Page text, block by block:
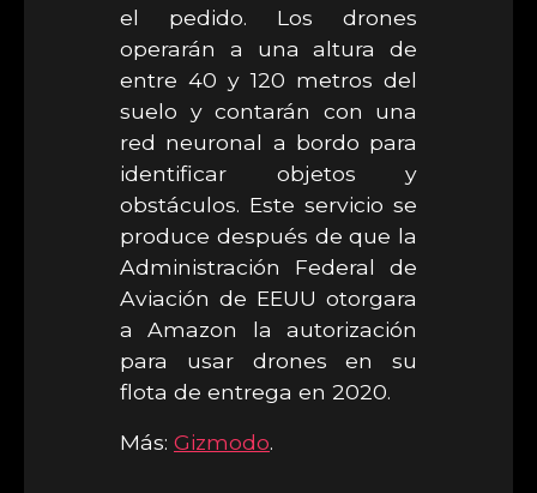
el pedido. Los drones
operarán a una altura de
entre 40 y 120 metros del
suelo y contarán con una
red neuronal a bordo para
identificar objetos y
obstáculos. Este servicio se
produce después de que la
Administración Federal de
Aviación de EEUU otorgara
a Amazon la autorización
para usar drones en su
flota de entrega en 2020.
Más: Gizmodo.